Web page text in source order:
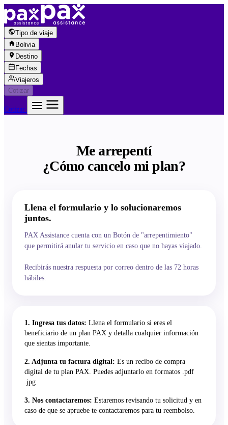
Saltar al contenido
Tipo de viaje
Bolivia
Destino
Fechas
Viajeros
Cotizar
Cotizar
Me arrepentí
¿Cómo cancelo mi plan?
Llena el formulario y lo solucionaremos
juntos.
PAX Assistance cuenta con un Botón de "arrepentimiento"
que permitirá anular tu servicio en caso que no hayas viajado.
Recibirás nuestra respuesta por correo dentro de las 72 horas
hábiles.
1. Ingresa tus datos: Llena el formulario si eres el
beneficiario de un plan PAX y detalla cualquier información
que sientas importante.
2. Adjunta tu factura digital: Es un recibo de compra
digital de tu plan PAX. Puedes adjuntarlo en formatos .pdf
.jpg
3. Nos contactaremos: Estaremos revisando tu solicitud y en
caso de que se apruebe te contactaremos para tu reembolso.